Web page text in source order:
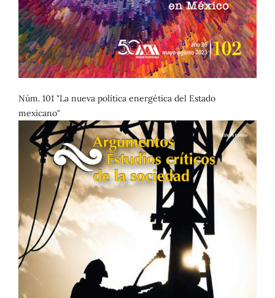
Núm. 101 "La nueva política energética del Estado
mexicano"